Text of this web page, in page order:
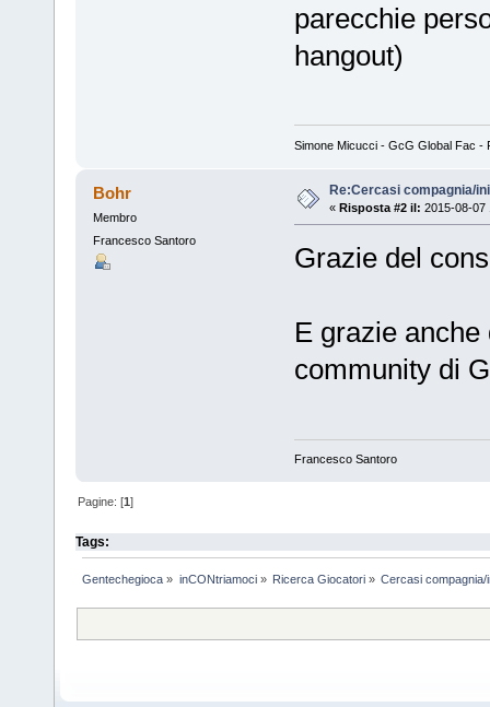
parecchie
hangout)
Simone Micucci - GcG Global Fac -
Bohr
Membro
Francesco Santoro
Re:Cercasi compagnia/
« Risposta #2 il: 2015-08-07
Grazie del
E grazie
community di
Francesco Santoro
Pagine: [1]
Tags:
Gentechegioca » inCONtriamoci» Ricerca Giocatori» Cercasi